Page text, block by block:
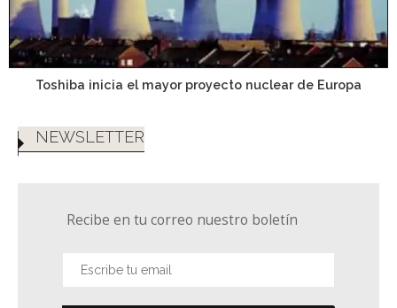
Toshiba inicia el mayor proyecto nuclear de Europa
NEWSLETTER
Recibe en tu correo nuestro boletín